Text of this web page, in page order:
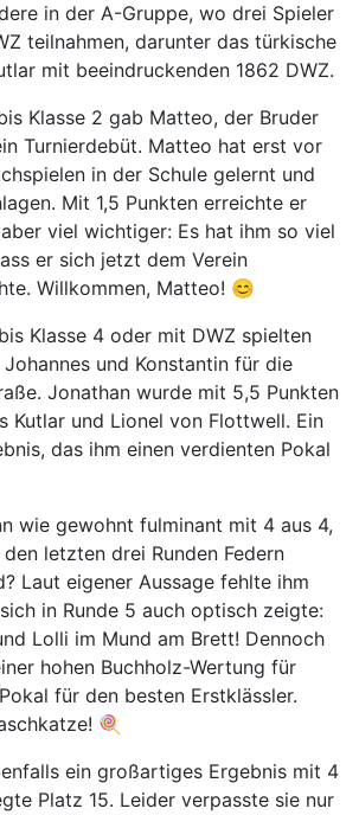
in der A-Gruppe, wo drei Spieler
teilnahmen, darunter das türkische
mit beeindruckenden 1862 DWZ.
Klasse 2 gab Matteo, der Bruder
Turnierdebüt. Matteo hat erst vor
in der Schule gelernt und
Mit 1,5 Punkten erreichte er
viel wichtiger: Es hat ihm so viel
er sich jetzt dem Verein
Willkommen, Matteo! 😊
Klasse 4 oder mit DWZ spielten
und Konstantin für die
Jonathan wurde mit 5,5 Punkten
Kutlar und Lionel von Flottwell. Ein
das ihm einen verdienten Pokal
wie gewohnt fulminant mit 4 aus 4,
letzten drei Runden Federn
Laut eigener Aussage fehlte ihm
in Runde 5 auch optisch zeigte:
Lolli im Mund am Brett! Dennoch
hohen Buchholz-Wertung für
für den besten Erstklässler.
🍭
ein großartiges Ergebnis mit 4
Platz 15. Leider verpasste sie nur